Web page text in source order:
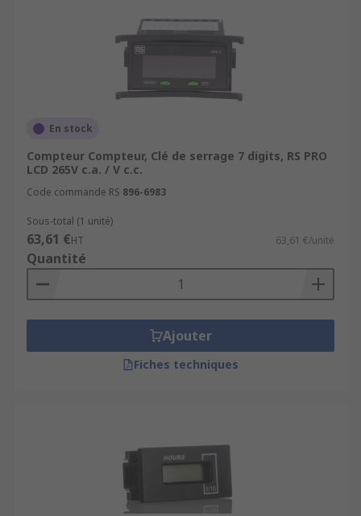
En stock
Compteur Compteur, Clé de serrage 7 digits, RS PRO
LCD 265V c.a. / V c.c.
Code commande RS 896-6983
Sous-total (1 unité)
63,61 €HT 63,61 €/unité
Quantité
Ajouter
Fiches techniques